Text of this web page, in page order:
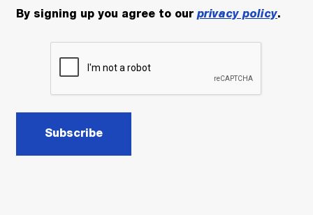
By signing up you agree to our privacy policy.
Subscribe